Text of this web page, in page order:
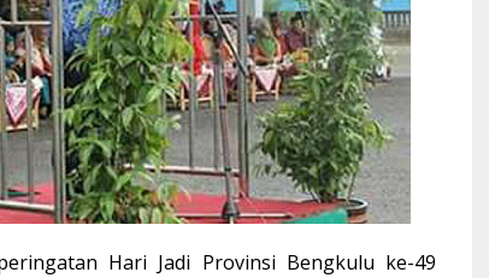
Hari Jadi Provinsi Bengkulu ke-49